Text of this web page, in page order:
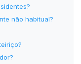
não habitual?